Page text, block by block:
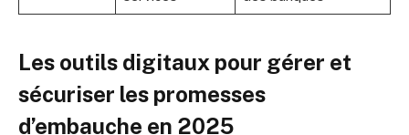
Les outils digitaux pour gérer et
sécuriser les promesses
d’embauche en 2025